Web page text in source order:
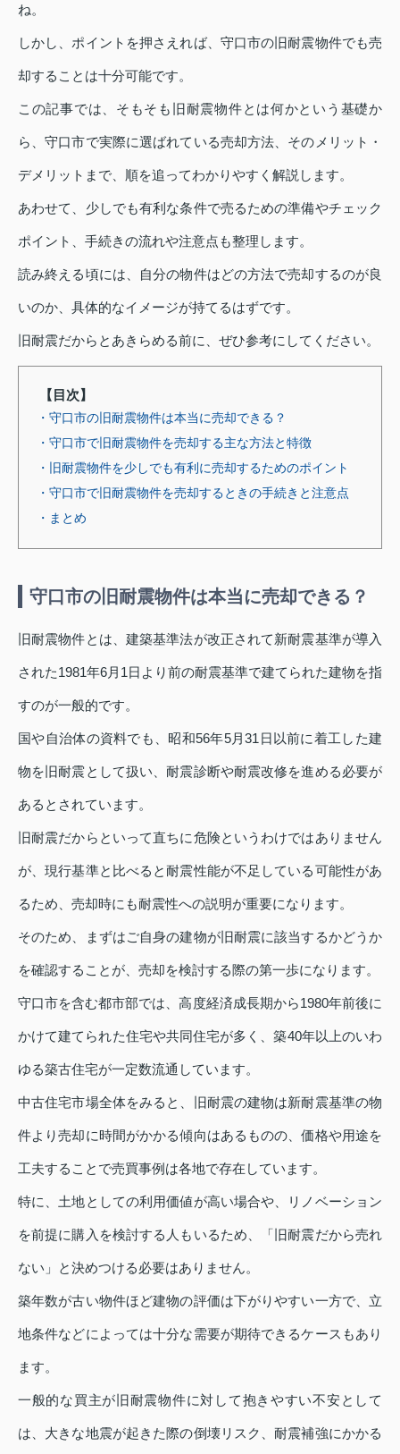
ね。
しかし、ポイントを押さえれば、守口市の旧耐震物件でも売
却することは十分可能です。
この記事では、そもそも旧耐震物件とは何かという基礎か
ら、守口市で実際に選ばれている売却方法、そのメリット・
デメリットまで、順を追ってわかりやすく解説します。
あわせて、少しでも有利な条件で売るための準備やチェック
ポイント、手続きの流れや注意点も整理します。
読み終える頃には、自分の物件はどの方法で売却するのが良
いのか、具体的なイメージが持てるはずです。
旧耐震だからとあきらめる前に、ぜひ参考にしてください。
【目次】
・守口市の旧耐震物件は本当に売却できる？
・守口市で旧耐震物件を売却する主な方法と特徴
・旧耐震物件を少しでも有利に売却するためのポイント
・守口市で旧耐震物件を売却するときの手続きと注意点
・まとめ
守口市の旧耐震物件は本当に売却できる？
旧耐震物件とは、建築基準法が改正されて新耐震基準が導入
された1981年6月1日より前の耐震基準で建てられた建物を指
すのが一般的です。
国や自治体の資料でも、昭和56年5月31日以前に着工した建
物を旧耐震として扱い、耐震診断や耐震改修を進める必要が
あるとされています。
旧耐震だからといって直ちに危険というわけではありません
が、現行基準と比べると耐震性能が不足している可能性があ
るため、売却時にも耐震性への説明が重要になります。
そのため、まずはご自身の建物が旧耐震に該当するかどうか
を確認することが、売却を検討する際の第一歩になります。
守口市を含む都市部では、高度経済成長期から1980年前後に
かけて建てられた住宅や共同住宅が多く、築40年以上のいわ
ゆる築古住宅が一定数流通しています。
中古住宅市場全体をみると、旧耐震の建物は新耐震基準の物
件より売却に時間がかかる傾向はあるものの、価格や用途を
工夫することで売買事例は各地で存在しています。
特に、土地としての利用価値が高い場合や、リノベーション
を前提に購入を検討する人もいるため、「旧耐震だから売れ
ない」と決めつける必要はありません。
築年数が古い物件ほど建物の評価は下がりやすい一方で、立
地条件などによっては十分な需要が期待できるケースもあり
ます。
一般的な買主が旧耐震物件に対して抱きやすい不安として
は、大きな地震が起きた際の倒壊リスク、耐震補強にかかる